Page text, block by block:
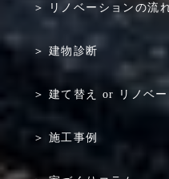
リノベーションの流
建物診断
建て替え or リノベ
施工事例